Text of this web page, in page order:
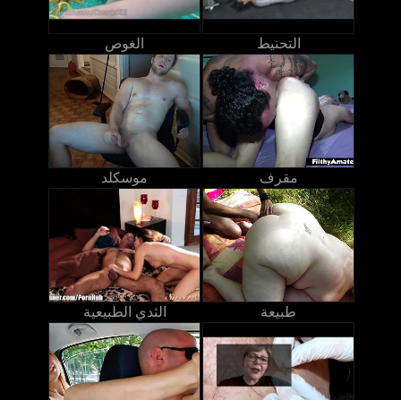
الغوص التحنيط
موسكلد مقرف
الثدي الطبيعية طبيعة